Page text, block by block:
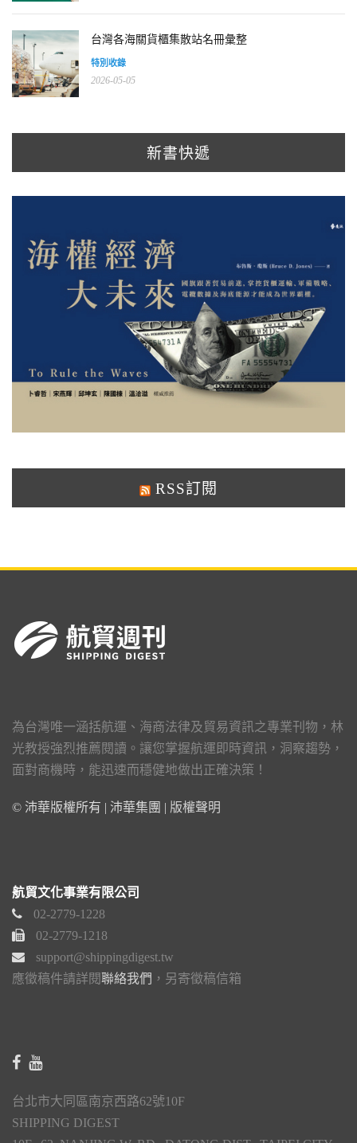
台灣各海關貨櫃集散站名冊彙整
特別收錄
2026-05-05
新書快遞
RSS訂閱
為台灣唯一涵括航運、海商法律及貿易資訊之專業刊物，林
光教授強烈推薦閱讀。讓您掌握航運即時資訊，洞察趨勢，
面對商機時，能迅速而穩健地做出正確決策！
© 沛華版權所有 | 沛華集團 | 版權聲明
航貿文化事業有限公司
02-2779-1228
02-2779-1218
support@shippingdigest.tw
應徵稿件請詳閱聯絡我們 ，另寄徵稿信箱
台北市大同區南京西路62號10F
SHIPPING DIGEST